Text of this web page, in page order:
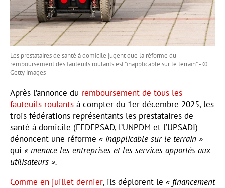
Les prestataires de santé à domicile jugent que la réforme du
remboursement des fauteuils roulants est "inapplicable sur le terrain". - ©
Getty images
Après l’annonce du remboursement de tous les
fauteuils roulants à compter du 1er décembre 2025, les
trois fédérations représentants les prestataires de
santé à domicile (FEDEPSAD, l’UNPDM et l’UPSADI)
dénoncent une réforme « inapplicable sur le terrain »
qui « menace les entreprises et les services apportés aux
utilisateurs ».
Comme en juillet dernier, ils déplorent le « financement